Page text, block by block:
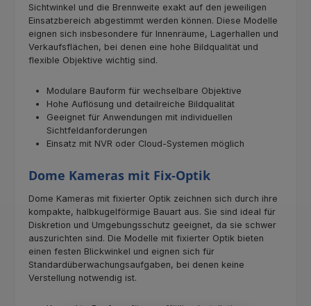
Sichtwinkel und die Brennweite exakt auf den jeweiligen
Einsatzbereich abgestimmt werden können. Diese Modelle
eignen sich insbesondere für Innenräume, Lagerhallen und
Verkaufsflächen, bei denen eine hohe Bildqualität und
flexible Objektive wichtig sind.
Modulare Bauform für wechselbare Objektive
Hohe Auflösung und detailreiche Bildqualität
Geeignet für Anwendungen mit individuellen
Sichtfeldanforderungen
Einsatz mit NVR oder Cloud‑Systemen möglich
Dome Kameras mit Fix‑Optik
Dome Kameras mit fixierter Optik zeichnen sich durch ihre
kompakte, halbkugelförmige Bauart aus. Sie sind ideal für
Diskretion und Umgebungsschutz geeignet, da sie schwer
auszurichten sind. Die Modelle mit fixierter Optik bieten
einen festen Blickwinkel und eignen sich für
Standardüberwachungsaufgaben, bei denen keine
Verstellung notwendig ist.